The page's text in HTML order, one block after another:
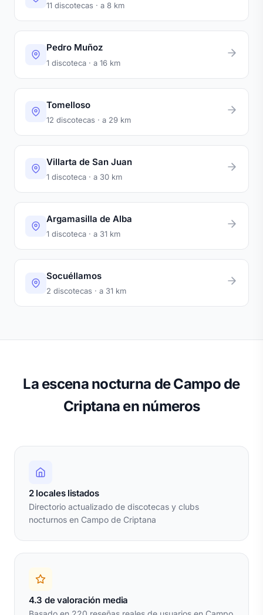
11 discotecas · a 8 km
Pedro Muñoz
1 discoteca · a 16 km
Tomelloso
12 discotecas · a 29 km
Villarta de San Juan
1 discoteca · a 30 km
Argamasilla de Alba
1 discoteca · a 31 km
Socuéllamos
2 discotecas · a 31 km
La escena nocturna de Campo de
Criptana en números
2 locales listados
Directorio actualizado de discotecas y clubs
nocturnos en Campo de Criptana
4.3 de valoración media